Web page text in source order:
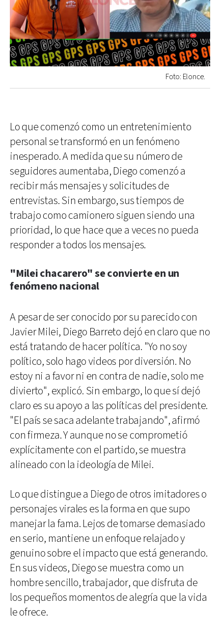
Foto: Elonce.
Lo que comenzó como un entretenimiento
personal se transformó en un fenómeno
inesperado. A medida que su número de
seguidores aumentaba, Diego comenzó a
recibir más mensajes y solicitudes de
entrevistas. Sin embargo, sus tiempos de
trabajo como camionero siguen siendo una
prioridad, lo que hace que a veces no pueda
responder a todos los mensajes.
"Milei chacarero" se convierte en un
fenómeno nacional
A pesar de ser conocido por su parecido con
Javier Milei, Diego Barreto dejó en claro que no
está tratando de hacer política. "Yo no soy
político, solo hago videos por diversión. No
estoy ni a favor ni en contra de nadie, solo me
divierto", explicó. Sin embargo, lo que sí dejó
claro es su apoyo a las políticas del presidente.
"El país se saca adelante trabajando", afirmó
con firmeza. Y aunque no se comprometió
explícitamente con el partido, se muestra
alineado con la ideología de Milei.
Lo que distingue a Diego de otros imitadores o
personajes virales es la forma en que supo
manejar la fama. Lejos de tomarse demasiado
en serio, mantiene un enfoque relajado y
genuino sobre el impacto que está generando.
En sus videos, Diego se muestra como un
hombre sencillo, trabajador, que disfruta de
los pequeños momentos de alegría que la vida
le ofrece.